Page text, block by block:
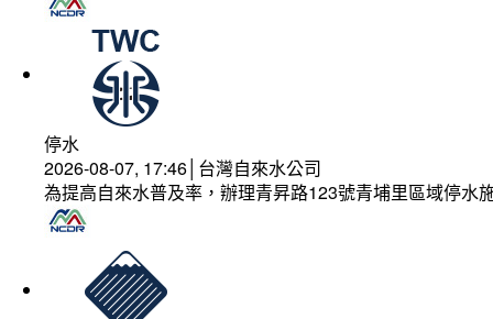
停水
2026-08-07, 17:46│台灣自來水公司
為提高自來水普及率，辦理青昇路123號青埔里區域停水